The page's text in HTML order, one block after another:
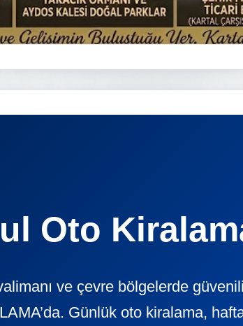
Oto
ve çevre bölgelerde
Günlük oto kiralama,